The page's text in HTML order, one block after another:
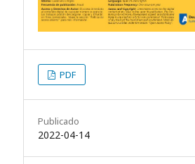
PDF
Publicado
2022-04-14